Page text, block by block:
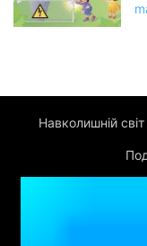
Навколишній світ